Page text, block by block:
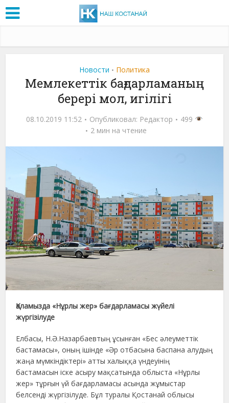
Новости • Политика
Мемлекеттік бағдарламаның
берері мол, игілігі
08.10.2019 11:52 Опубликовал: Редактор
499
2 мин на чтение
Қаламызда «Нұрлы жер» бағдарламасы жүйелі
жүргізілуде
Елбасы, Н.Ә.Назарбаевтың ұсынған «Бес әлеуметтік
бастамасы», оның ішінде «Әр отбасына баспана алудың
жаңа мүмкіндіктері» атты халыққа үндеуінің
бастамасын іске асыру мақсатында облыста «Нұрлы
жер» тұрғын үй бағдарламасы асында жұмыстар
белсенді жүргізілуде. Бұл туралы Қостанай облысы